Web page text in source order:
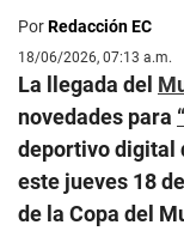
PorRedacción EC
18/06/2026, 07:13 a.m.
La llegada del
novedades para
deportivo digital
este jueves 18
de la Copa del